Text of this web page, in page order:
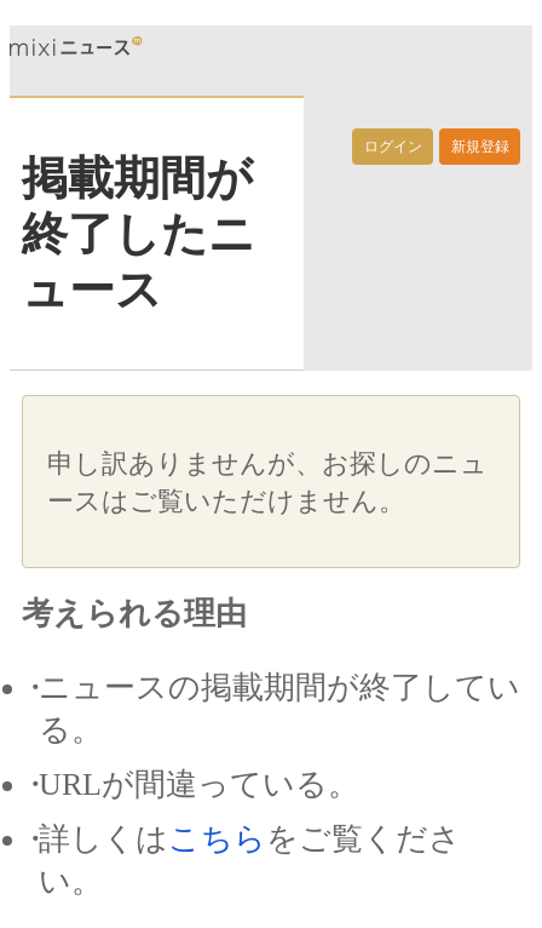
ログイン 新規登録
掲載期間が
終了したニ
ュース
申し訳ありませんが、お探しのニュ
ースはご覧いただけません。
考えられる理由
ニュースの掲載期間が終了してい
る。
URLが間違っている。
詳しくは こちら をご覧くださ
い。